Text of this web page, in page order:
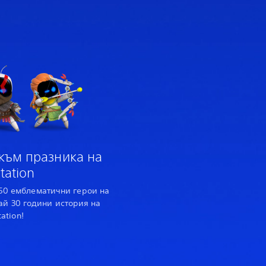
празника на
емблематични герои на
30 години история на